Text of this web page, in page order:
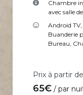
Chambre
avec salle
Android TV,
Buanderie
Bureau,
Prix à partir
65€ par